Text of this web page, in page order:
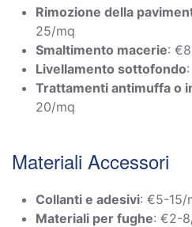
Rimozione della
25/mq
Smaltimento macerie:
Livellamento sottofondo
Trattamenti antimuffa o
20/mq
Materiali Accessori
Collanti e adesivi: €5-15/
Materiali per fughe: €2-